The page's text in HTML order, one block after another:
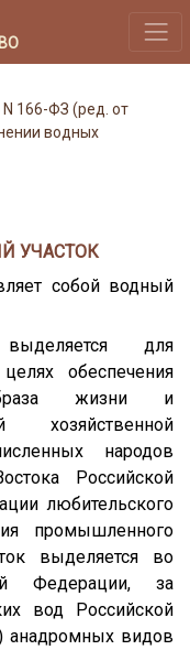
166-ФЗ (ред. от
водных
УЧАСТОК
собой водный
для
обеспечения
жизни и
хозяйственной
народов
Российской
любительского
промышленного
выделяется во
Федерации, за
вод Российской
анадромных видов